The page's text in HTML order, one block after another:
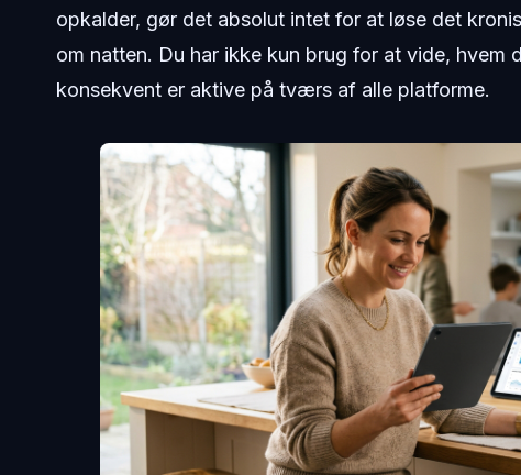
opkalder, gør det absolut intet for at løse det
om natten. Du har ikke kun brug for at vide, hvem
konsekvent er aktive på tværs af alle platforme.